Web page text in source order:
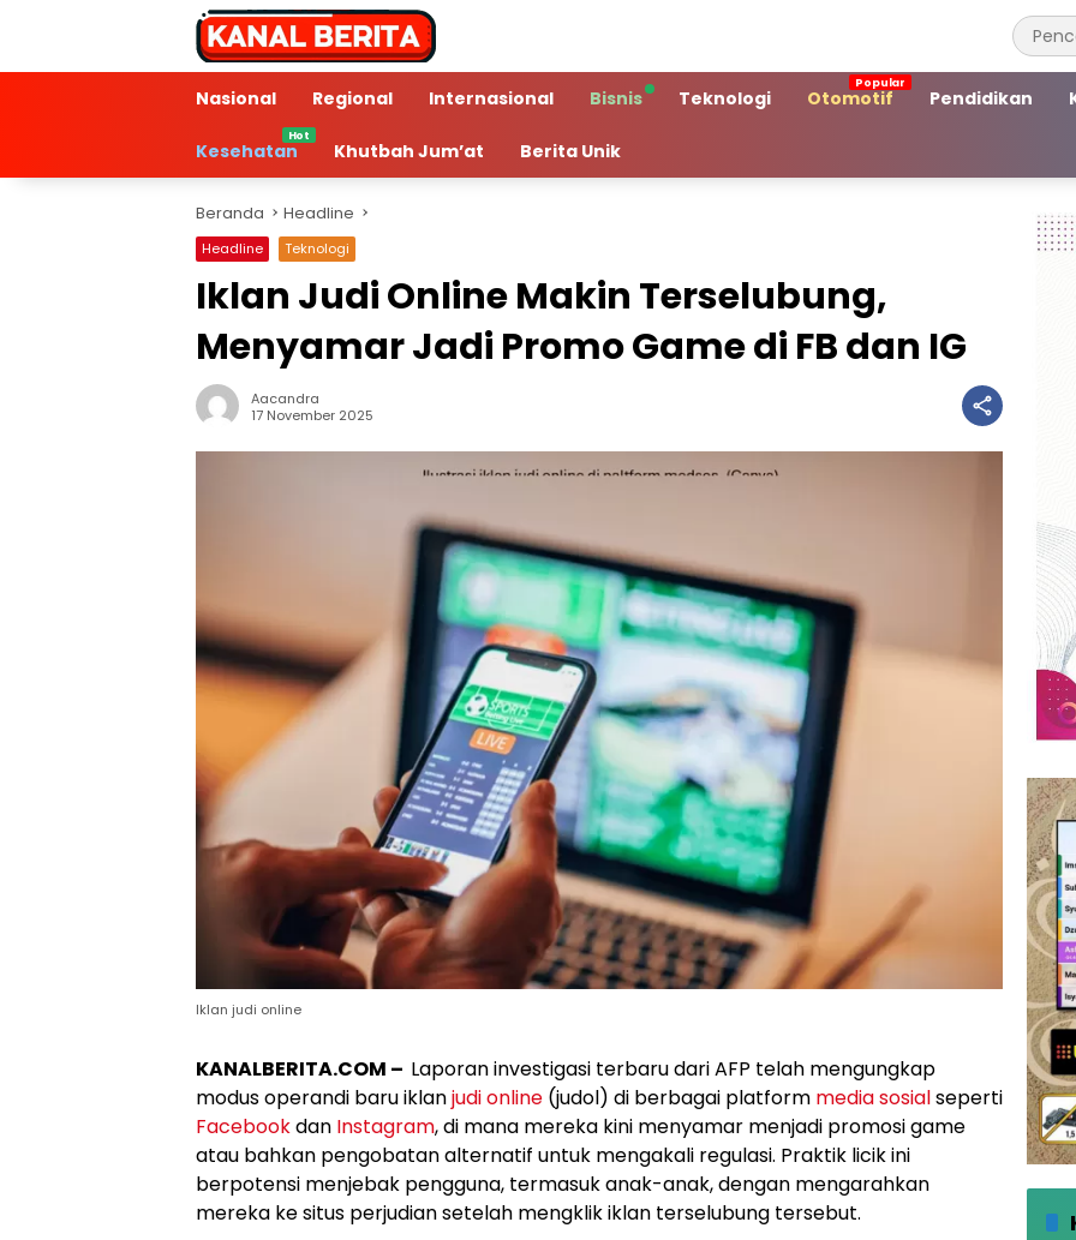
Nasional
Regional Internasional Bisnis Teknologi Otomotif Pendidikan
Kesehatan Khutbah Jum’at Berita Unik
Beranda Headline
Headline Teknologi
Iklan Judi Online Makin Terselubung,
Menyamar Jadi Promo Game di FB dan IG
Aacandra
17 November 2025
Iklan judi online
KANALBERITA.COM – Laporan investigasi terbaru dari AFP telah mengungkap
modus operandi baru iklanjudi online (judol) di berbagai platform media sosialseperti
Facebookdan Instagram, di mana mereka kini menyamar menjadi promosi game
atau bahkan pengobatan alternatif untuk mengakali regulasi. Praktik licik ini
berpotensi menjebak pengguna, termasuk anak-anak, dengan mengarahkan
mereka ke situs perjudian setelah mengklik iklan terselubung tersebut.